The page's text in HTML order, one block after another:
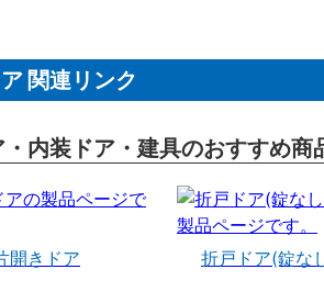
関連リンク
内装ドア・建具のおすすめ商
開きドア 折戸ドア(錠な